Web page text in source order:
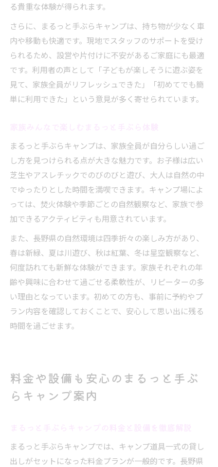
る貴重な体験が得られます。
さらに、まるっと手ぶらキャンプは、持ち物が少なく車
内や移動も快適です。現地でスタッフのサポートを受け
られるため、設営や片付けに不安があるご家庭にも最適
です。利用者の声として「子どもが楽しそうに遊ぶ姿を
見て、家族全員がリフレッシュできた」「初めてでも簡
単に利用できた」という意見が多く寄せられています。
まるっと手ぶらキャンプは、家族全員が自分らしい過ご
し方を見つけられる点が大きな魅力です。お子様は広い
芝生やアスレチックでのびのびと遊び、大人は自然の中
でゆったりとした時間を満喫できます。キャンプ場によ
っては、焚火体験や季節ごとの自然観察など、家族で参
加できるアクティビティも用意されています。
また、長野県の自然環境は四季折々の楽しみ方があり、
春は新緑、夏は川遊び、秋は紅葉、冬は星空観察など、
何度訪れても新鮮な体験ができます。家族それぞれの年
齢や興味に合わせて過ごせる柔軟性が、リピーターの多
い理由となっています。初めての方も、事前に予約やプ
ラン内容を確認しておくことで、安心して思い出に残る
時間を過ごせます。
料金や設備も安心のまるっと手ぶ
らキャンプ案内
まるっと手ぶらキャンプでは、キャンプ道具一式の貸し
出しがセットになった料金プランが一般的です。長野県